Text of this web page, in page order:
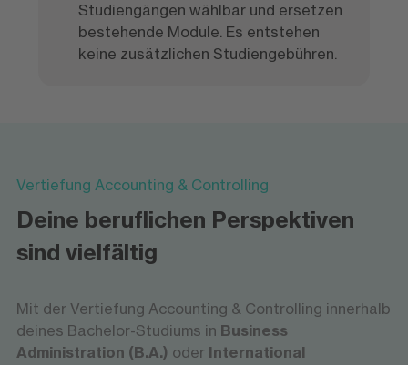
Studiengängen wählbar und ersetzen
bestehende Module. Es entstehen
keine zusätzlichen Studiengebühren.
Vertiefung Accounting & Controlling
Deine beruflichen Perspektiven
sind vielfältig
Mit der Vertiefung Accounting & Controlling innerhalb
deines Bachelor-Studiums in Business
Administration (B.A.) oder International